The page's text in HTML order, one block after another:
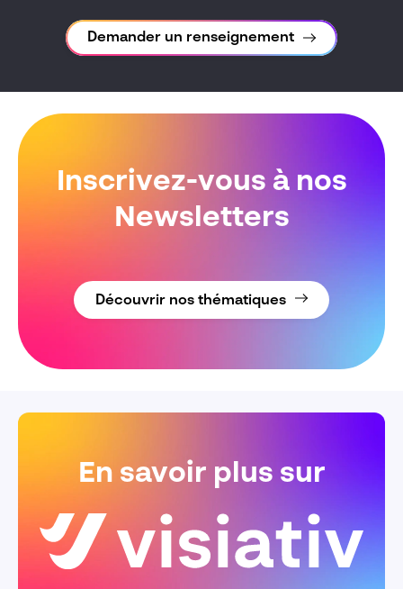
Demander un renseignement
Inscrivez-vous à nos
Newsletters
Découvrir nos thématiques
En savoir plus sur